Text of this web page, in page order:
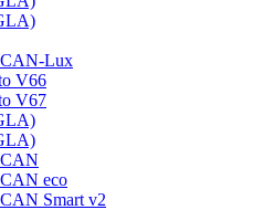
CAN-Lux
V66
V67
eco
Smart v2